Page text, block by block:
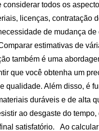
considerar todos os
licenças, contratação
de mudança de
estimativas de
também é uma
que você obtenha um
qualidade. Além disso, é
duráveis ​​e de alta
ao desgaste do
satisfatório.
Ao